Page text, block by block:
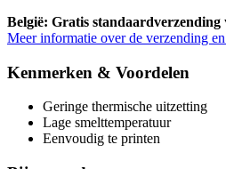
België: Gratis standaardverzending
Meer informatie over de verzending
Kenmerken & Voordelen
Geringe thermische uitzetting
Lage smelttemperatuur
Eenvoudig te printen